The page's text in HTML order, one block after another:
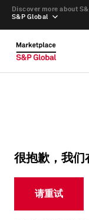
S&P Global
Discover more about
很抱歉，我们
请重试